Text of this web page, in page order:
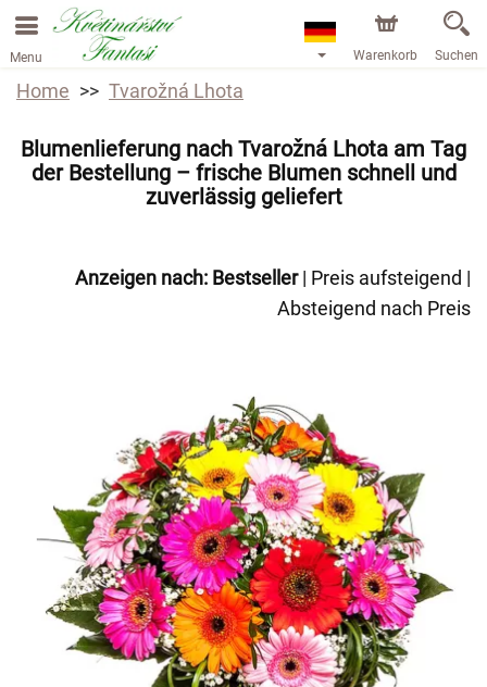
Menu Warenkorb Suchen
Home Tvarožná Lhota
Blumenlieferung nach Tvarožná Lhota am Tag
der Bestellung – frische Blumen schnell und
zuverlässig geliefert
Anzeigen nach: Bestseller| Preis aufsteigend |
Absteigend nach Preis